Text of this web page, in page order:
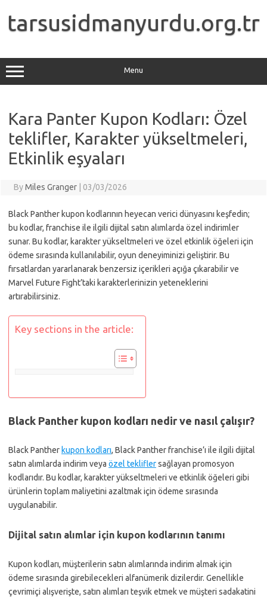
content
tarsusidmanyurdu.org.tr
Menu
Kara Panter Kupon Kodları: Özel
teklifler, Karakter yükseltmeleri,
Etkinlik eşyaları
ByMiles Granger 03/03/2026
Black Panther kupon kodlarının heyecan verici dünyasını keşfedin;
bu kodlar, franchise ile ilgili dijital satın alımlarda özel indirimler
sunar. Bu kodlar, karakter yükseltmeleri ve özel etkinlik öğeleri için
ödeme sırasında kullanılabilir, oyun deneyiminizi geliştirir. Bu
fırsatlardan yararlanarak benzersiz içerikleri açığa çıkarabilir ve
Marvel Future Fight’taki karakterlerinizin yeteneklerini
artırabilirsiniz.
Key sections in the article:
Black Panther kupon kodları nedir ve nasıl çalışır?
Black Panther kupon kodları, Black Panther franchise’ı ile ilgili dijital
satın alımlarda indirim veya özel tekliflersağlayan promosyon
kodlarıdır. Bu kodlar, karakter yükseltmeleri ve etkinlik öğeleri gibi
ürünlerin toplam maliyetini azaltmak için ödeme sırasında
uygulanabilir.
Dijital satın alımlar için kupon kodlarının tanımı
Kupon kodları, müşterilerin satın alımlarında indirim almak için
ödeme sırasında girebilecekleri alfanümerik dizilerdir. Genellikle
çevrimiçi alışverişte, satın alımları teşvik etmek ve müşteri sadakatini